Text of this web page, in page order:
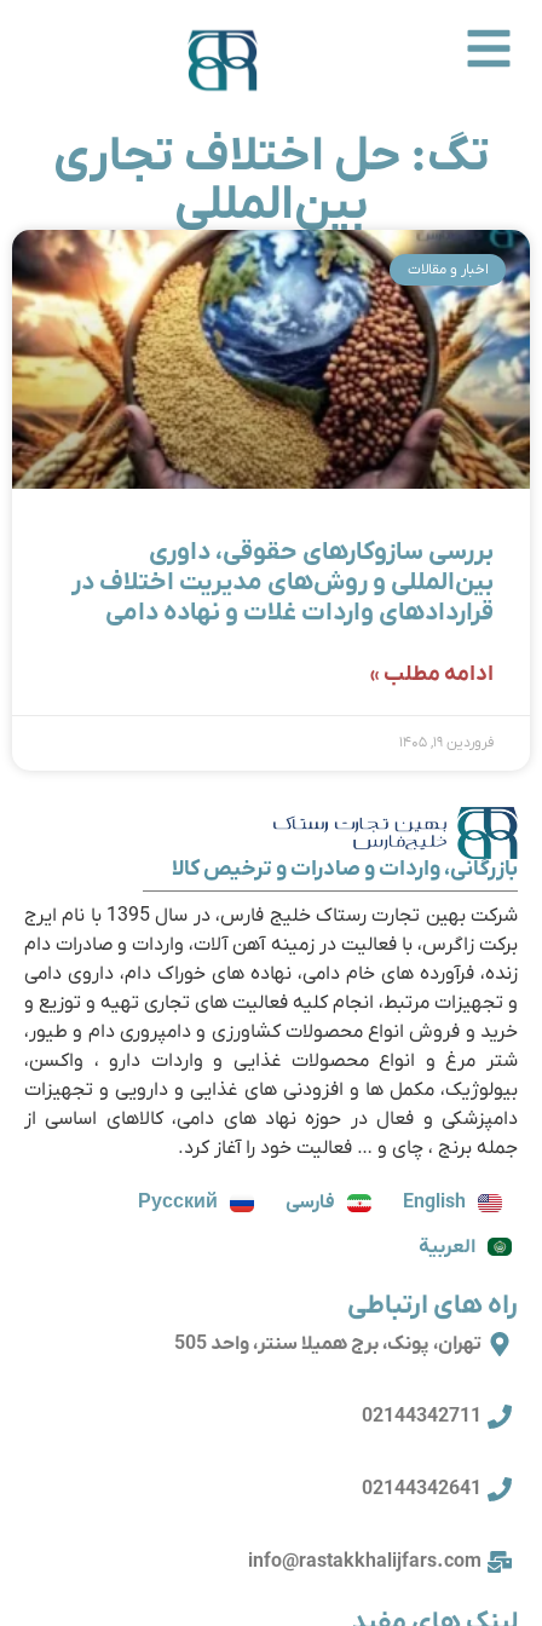
تگ: حل اختلاف تجاری
بین‌المللی
اخبار و مقالات
بررسی سازوکارهای حقوقی، داوری
بین‌المللی و روش‌های مدیریت اختلاف در
قراردادهای واردات غلات و نهاده دامی
ادامه مطلب »
فروردین ۱۹, ۱۴۰۵
بازرگانی، واردات و صادرات و ترخیص کالا
شرکت بهین تجارت رستاک خلیج فارس، در سال 1395 با نام ایرج
برکت زاگرس، با فعالیت در زمینه آهن آلات، واردات و صادرات دام
زنده، فرآورده های خام دامی، نهاده های خوراک دام، داروی دامی
و تجهیزات مرتبط، انجام کلیه فعالیت های تجاری تهیه و توزیع و
خرید و فروش انواع محصولات کشاورزی و دامپروری دام و طیور،
شتر مرغ و انواع محصولات غذایی و واردات دارو ، واکسن،
بیولوژیک، مکمل ها و افزودنی های غذایی و دارویی و تجهیزات
دامپزشکی و فعال در حوزه نهاد های دامی، کالاهای اساسی از
جمله برنج ، چای و … فعالیت خود را آغاز کرد.
English فارسی
Русский
العربية
راه های ارتباطی
تهران، پونک، برج همیلا سنتر، واحد 505
02144342711
02144342641
info@rastakkhalijfars.com